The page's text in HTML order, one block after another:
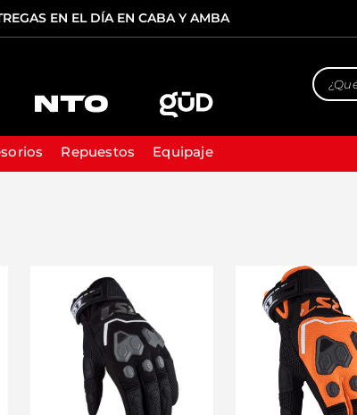
EN EL DÍA EN CABA Y AMBA
¿Qué
Repuestos Equipaje
TÉRMINOS MÁS BUSCADOS
casco